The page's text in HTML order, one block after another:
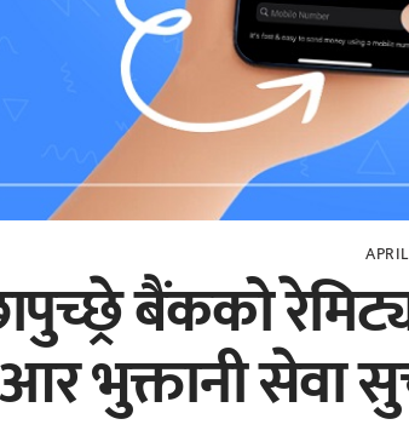
बैंकको
भुक्तानी सेवा